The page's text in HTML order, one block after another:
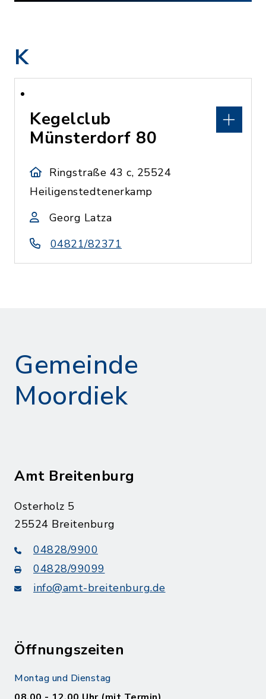
K
Kegelclub
Münsterdorf 80
Ringstraße 43 c, 25524
Heiligenstedtenerkamp
Georg Latza
04821/82371
Gemeinde
Moordiek
Amt Breitenburg
Osterholz 5
25524 Breitenburg
04828/9900
04828/99099
info@amt-breitenburg.de
Öffnungszeiten
Montag und Dienstag